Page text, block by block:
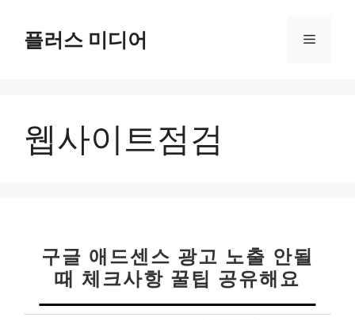
플러스 미디어 메
웹사이트점검
구글 애드센스 광고 노출 안될
때 체크사항 꿀팁 공유해요